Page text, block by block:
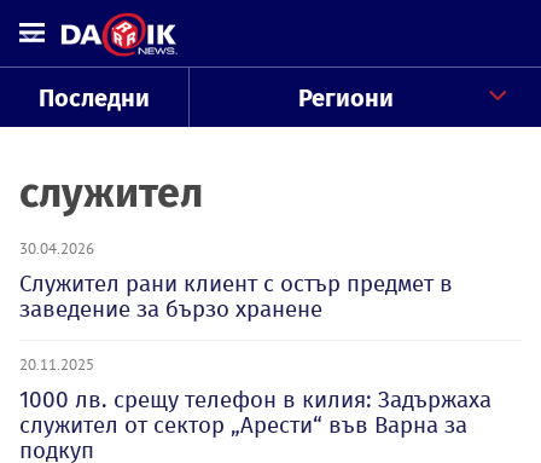
Последни Региони
служител
30.04.2026
Служител рани клиент с остър предмет в
заведение за бързо хранене
20.11.2025
1000 лв. срещу телефон в килия: Задържаха
служител от сектор „Арести“ във Варна за
подкуп